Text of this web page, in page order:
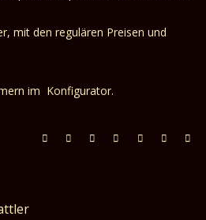
mit den regulären Preisen und
im Konfigurator.